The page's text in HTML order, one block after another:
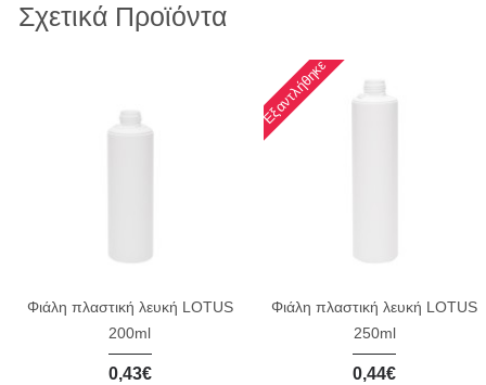
Σχετικά Προϊόντα
Φιάλη πλαστική λευκή LOTUS
200ml
0,43€
Εξαντλήθηκε
Φιάλη πλαστική λευκή LOTUS
250ml
0,44€